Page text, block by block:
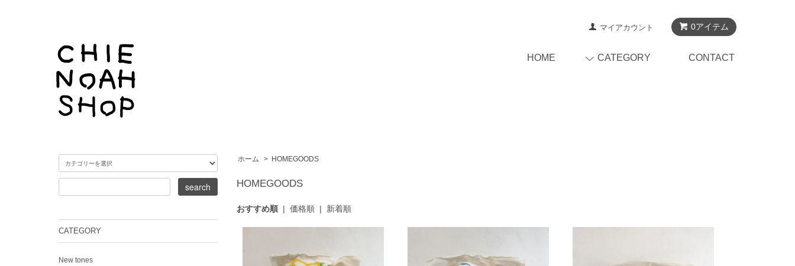
0アイテム
マイアカウント
HOME CATEGORY CONTACT
ホーム > HOMEGOODS
HOMEGOODS
おすすめ順| 価格順| 新着順
CATEGORY
New tones